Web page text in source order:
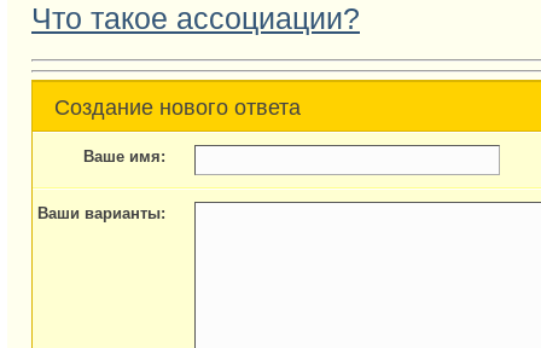
Что такое ассоциации?
Создание нового ответа
Ваше имя:
Ваши варианты: